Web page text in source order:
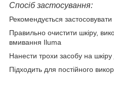
Спосіб застосування:
Рекомендується застосовувати
Правильно очистити шкіру,
вмивання Iluma
Нанести трохи засобу на
Підходить для постійного